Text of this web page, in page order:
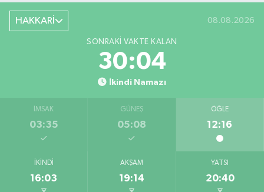
HAKKARİ 08.08.2026
SONRAKI VAKTE KALAN
30:03
İkindi Namazı
İMSAK
03:35
GÜNEŞ
05:08
ÖĞLE
12:16
İKINDI
16:03
AKŞAM
19:14
YATSI
20:40